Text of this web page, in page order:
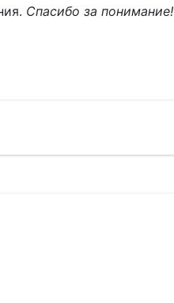
Спасибо за понимание!